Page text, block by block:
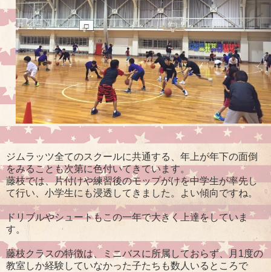
ジムラッツ全てのスクールに共通する、年上が年下の面倒
をみることも次第に色付いてきています。
藤枝では、片付けや練習後のモップがけを中学生が率先し
て行い、小学生にも浸透してきました。よい傾向ですね。
ドリブルやシュートもこの一年で大きく上達をしていま
す。
藤枝クラスの特徴は、ミニバスに所属しておらず、月1度の
教室しか経験していなかった子たちも数人いるところで